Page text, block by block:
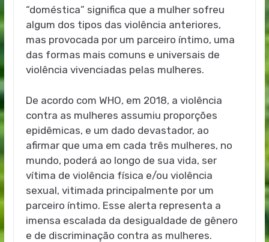
“doméstica” significa que a mulher sofreu
algum dos tipos das violência anteriores,
mas provocada por um parceiro íntimo, uma
das formas mais comuns e universais de
violência vivenciadas pelas mulheres.
De acordo com WHO, em 2018, a violência
contra as mulheres assumiu proporções
epidêmicas, e um dado devastador, ao
afirmar que uma em cada três mulheres, no
mundo, poderá ao longo de sua vida, ser
vítima de violência física e/ou violência
sexual, vitimada principalmente por um
parceiro íntimo. Esse alerta representa a
imensa escalada da desigualdade de gênero
e de discriminação contra as mulheres.